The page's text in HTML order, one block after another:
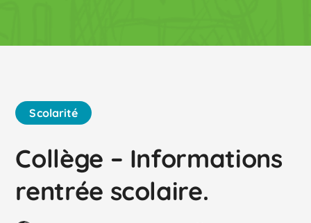
Scolarité
Collège – Informations
rentrée scolaire.